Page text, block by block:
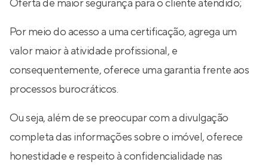
Oferta de maior segurança para o cliente atendido;
Por meio do acesso a uma certificação, agrega um
valor maior à atividade profissional, e
consequentemente, oferece uma garantia frente aos
processos burocráticos.
Ou seja, além de se preocupar com a divulgação
completa das informações sobre o imóvel, oferece
honestidade e respeito à confidencialidade nas